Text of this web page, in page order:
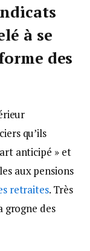
à se
des
qu’ils
anticipé » et
aux pensions
retraites. Très
grogne des